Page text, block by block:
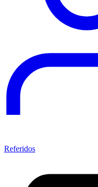
Referidos